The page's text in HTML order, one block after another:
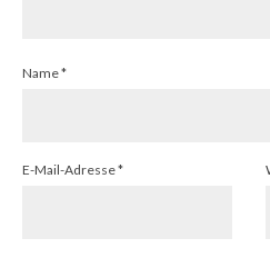
Name*
E-Mail-Adresse*